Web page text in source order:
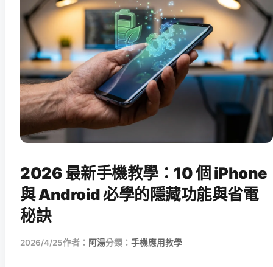
2026 最新手機教學：10 個 iPhone
與 Android 必學的隱藏功能與省電
秘訣
2026/4/25作者： 阿湯分類： 手機應用教學